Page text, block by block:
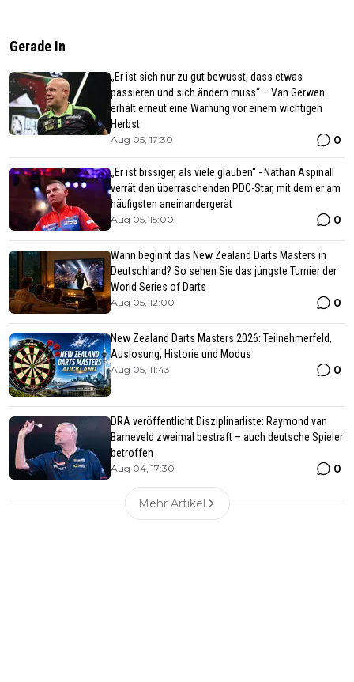
Gerade In
„Er ist sich nur zu gut bewusst, dass etwas
passieren und sich ändern muss“ – Van Gerwen
erhält erneut eine Warnung vor einem wichtigen
Herbst
Aug 05, 17:30 0
„Er ist bissiger, als viele glauben“ - Nathan Aspinall
verrät den überraschenden PDC-Star, mit dem er am
häufigsten aneinandergerät
Aug 05, 15:00 0
Wann beginnt das New Zealand Darts Masters in
Deutschland? So sehen Sie das jüngste Turnier der
World Series of Darts
Aug 05, 12:00 0
New Zealand Darts Masters 2026: Teilnehmerfeld,
Auslosung, Historie und Modus
Aug 05, 11:43 0
DRA veröffentlicht Disziplinarliste: Raymond van
Barneveld zweimal bestraft – auch deutsche Spieler
betroffen
Aug 04, 17:30 0
Mehr Artikel